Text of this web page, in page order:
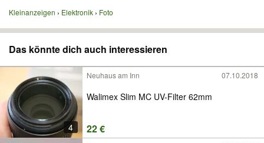
Kleinanzeigen Elektronik Foto
Das könnte dich auch interessieren
4
Neuhaus am Inn 07.10.2018
Walimex Slim MC UV-Filter 62mm
22 €